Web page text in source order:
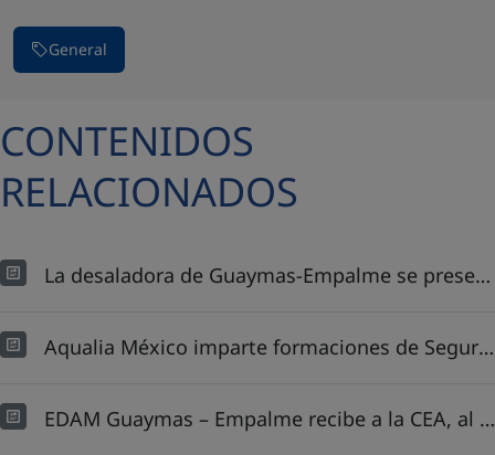
General
CONTENIDOS
RELACIONADOS
La desaladora de Guaymas-Empalme se presenta como caso de éxito en México
Aqualia México imparte formaciones de Seguridad, Salud y Protección Civil a 215 colaboradores
EDAM Guaymas – Empalme recibe a la CEA, al Instituto de Ingeniería de la UNAM, a la Asociación Mexicana de Hidráulica y a la dirección de Procesos Estratégicos del Estado de Sonora